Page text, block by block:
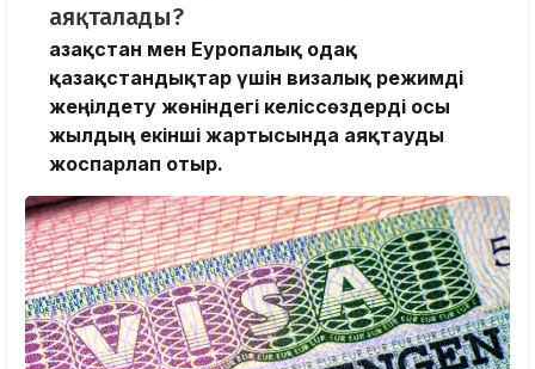
аяқталады?
Қазақстан мен Еуропалық одақ
қазақстандықтар үшін визалық режимді
жеңілдету жөніндегі келіссөздерді осы
жылдың екінші жартысында аяқтауды
жоспарлап отыр.